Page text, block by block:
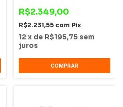
R$2.349,00
R$2.231,55 com Pix
12 x de R$195,75 sem
juros
COMPRAR